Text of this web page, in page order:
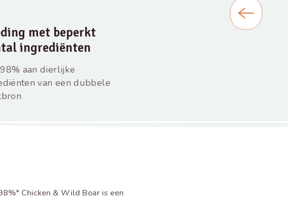
met beperkt
ingrediënten
aan dierlijke
van een dubbele
Chicken & Wild Boar is een